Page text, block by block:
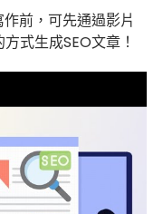
前，可先通過影片
式生成SEO文章！